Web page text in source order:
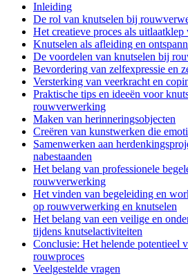
Inleiding
De rol van knutselen bij
Het creatieve proces als uitlaatklep
Knutselen als afleiding en
De voordelen van knutselen bij
Bevordering van zelfexpressie en
Versterking van veerkracht en
Praktische tips en ideeën voor
rouwverwerking
Maken van herinneringsobjecten
Creëren van kunstwerken die
Samenwerken aan
nabestaanden
Het belang van professionele
rouwverwerking
Het vinden van begeleiding en
op rouwverwerking en knutselen
Het belang van een veilige en
tijdens knutselactiviteiten
Conclusie: Het helende potentieel
rouwproces
Veelgestelde vragen